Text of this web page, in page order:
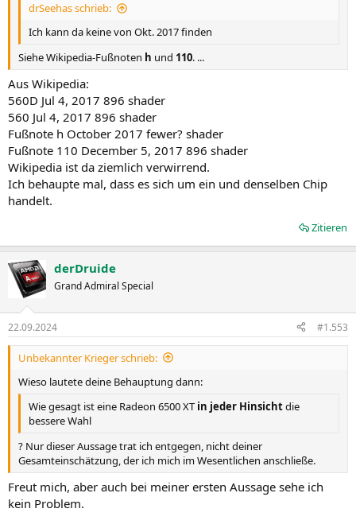
drSeehas schrieb:
Ich kann da keine von Okt. 2017 finden
Siehe Wikipedia-Fußnoten h und 110. ...
Aus Wikipedia:
560D Jul 4, 2017 896 shader
560 Jul 4, 2017 896 shader
Fußnote h October 2017 fewer? shader
Fußnote 110 December 5, 2017 896 shader
Wikipedia ist da ziemlich verwirrend.
Ich behaupte mal, dass es sich um ein und denselben Chip
handelt.
Zitieren
derDruide
Grand Admiral Special
22.09.2024 #1.553
Unbekannter Krieger schrieb:
Wieso lautete deine Behauptung dann:
Wie gesagt ist eine Radeon 6500 XT in jeder Hinsichtdie
bessere Wahl
? Nur dieser Aussage trat ich entgegen, nicht deiner
Gesamteinschätzung, der ich mich im Wesentlichen anschließe.
Freut mich, aber auch bei meiner ersten Aussage sehe ich
kein Problem.